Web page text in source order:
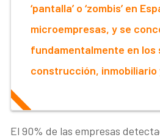
‘pantalla’ o ‘zombis’ en
microempresas, y se
fundamentalmente en los
construcción, inmobiliario
El 90% de las empresas